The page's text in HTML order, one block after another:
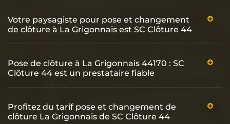
Votre paysagiste pour pose et changement
de clôture à La Grigonnais est SC Clôture 44
Pose de clôture à La Grigonnais 44170 : SC
Clôture 44 est un prestataire fiable
Profitez du tarif pose et changement de
clôture La Grigonnais de SC Clôture 44